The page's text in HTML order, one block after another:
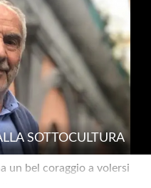
SOTTOCULTURA
un bel coraggio a volersi